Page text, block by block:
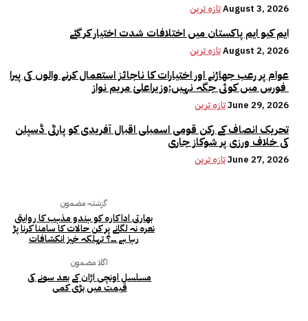
تازہ ترینAugust 3, 2026
ایم کیو ایم پاکستان میں اختلافات شدت اختیار کر گئے
تازہ ترینAugust 2, 2026
عوام پر رعب جھاڑنے اور اختیارات کا ناجائز استعمال کرنے والوں کی پیرا
فورس میں کوئی جگہ نہیں:وزیراعلیٰ مریم نواز
تازہ ترینJune 29, 2026
تحریک انصاف کے رکن قومی اسمبلی اقبال آفریدی کو پارٹی ڈسپلن
کی خلاف ورزی پر شوکاز جاری
تازہ ترینJune 27, 2026
گزشتہ مضمون
بھارتی اداکارہ کو ہندو مذہب کا روایتی
نعرہ نہ لگانے پر کن حالات کا سامنا کرنا پڑ
رہا ہے ۔۔؟ تہلکہ خیز انکشافات
اگلا مضمون
مسلسل اونچی اڑان کے بعد سونے کی
قیمت میں بڑی کمی